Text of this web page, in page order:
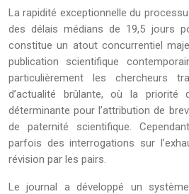
La rapidité exceptionnelle du
des délais médians de 19,5 jours
constitue un atout concurrentiel
publication scientifique
particulièrement les chercheurs
d’actualité brûlante, où la priorité
déterminante pour l’attribution de
de paternité scientifique.
parfois des interrogations sur
révision par les pairs.
Le journal a développé un